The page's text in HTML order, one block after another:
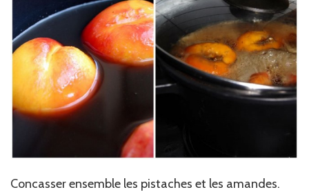
Concasser ensemble les pistaches et les amandes.